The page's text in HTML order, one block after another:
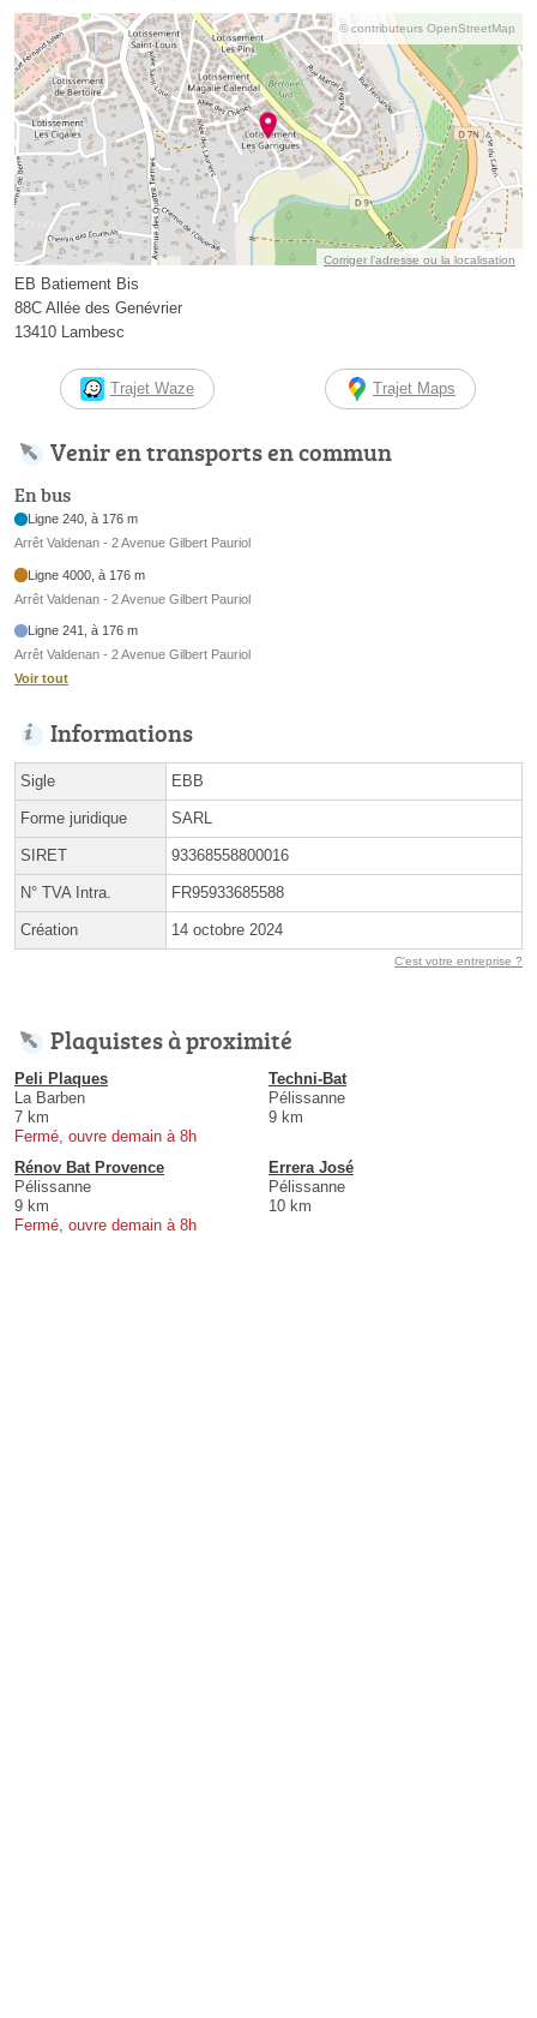
© contributeurs OpenStreetMap
Corriger l’adresse ou la localisation
EB Batiement Bis
88C Allée des Genévrier
13410 Lambesc
Trajet Waze Trajet Maps
Venir en transports en commun
En bus
Ligne 240, à 176 m
Arrêt Valdenan - 2 Avenue Gilbert Pauriol
Ligne 4000, à 176 m
Arrêt Valdenan - 2 Avenue Gilbert Pauriol
Ligne 241, à 176 m
Arrêt Valdenan - 2 Avenue Gilbert Pauriol
Voir tout
Informations
Sigle EBB
Forme juridique SARL
SIRET 93368558800016
N° TVA Intra. FR95933685588
Création 14 octobre 2024
C'est votre entreprise ?
Plaquistes à proximité
Peli Plaques
La Barben
7 km
Fermé, ouvre demain à 8h
Techni-Bat
Pélissanne
9 km
Rénov Bat Provence
Pélissanne
9 km
Fermé, ouvre demain à 8h
Errera José
Pélissanne
10 km